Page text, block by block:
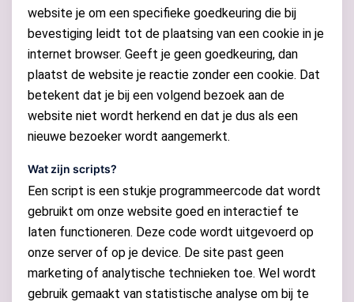
website je om een specifieke goedkeuring die bij
bevestiging leidt tot de plaatsing van een cookie in je
internet browser. Geeft je geen goedkeuring, dan
plaatst de website je reactie zonder een cookie. Dat
betekent dat je bij een volgend bezoek aan de
website niet wordt herkend en dat je dus als een
nieuwe bezoeker wordt aangemerkt.
Wat zijn scripts?
Een script is een stukje programmeercode dat wordt
gebruikt om onze website goed en interactief te
laten functioneren. Deze code wordt uitgevoerd op
onze server of op je device. De site past geen
marketing of analytische technieken toe. Wel wordt
gebruik gemaakt van statistische analyse om bij te